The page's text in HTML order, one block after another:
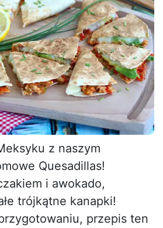
z naszym
Quesadillas!
i awokado,
trójkątne kanapki!
przepis ten